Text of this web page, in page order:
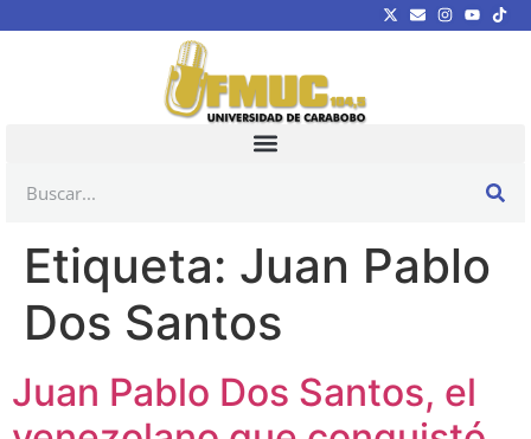
Etiqueta: Juan Pablo
Dos Santos
Juan Pablo Dos Santos, el